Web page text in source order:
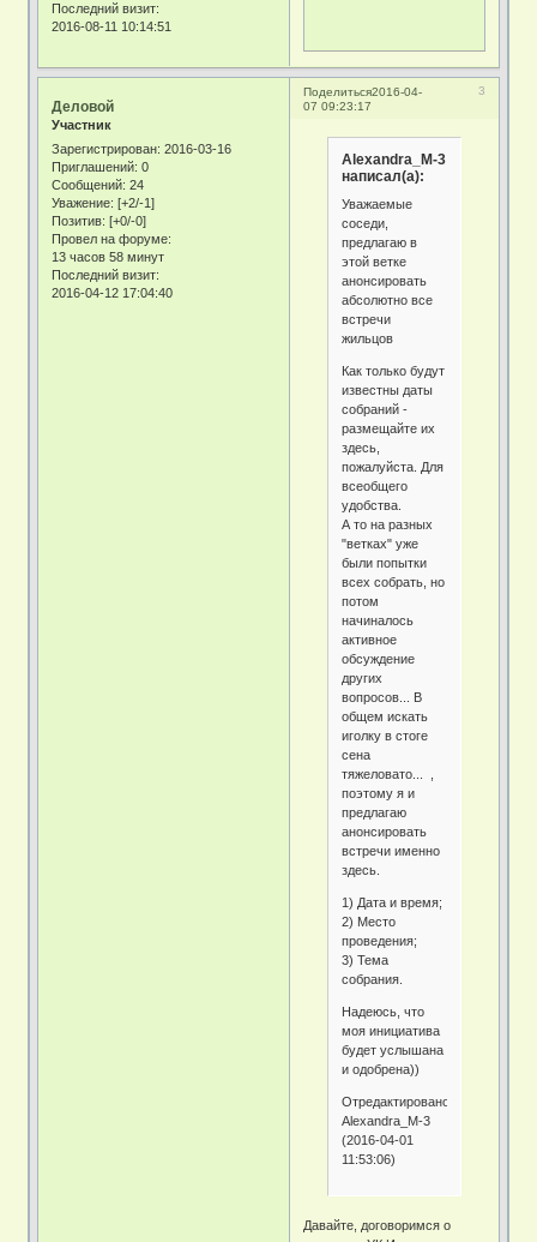
Последний визит:
2016-08-11 10:14:51
Поделиться 3
2016-04-
07 09:23:17
Деловой
Участник
Зарегистрирован: 2016-03-16
Приглашений: 0
Сообщений: 24
Уважение: [+2/-1]
Позитив: [+0/-0]
Провел на форуме:
13 часов 58 минут
Последний визит:
2016-04-12 17:04:40
Alexandra_M-3
написал(а):
Уважаемые
соседи,
предлагаю в
этой ветке
анонсировать
абсолютно все
встречи
жильцов
Как только будут
известны даты
собраний -
размещайте их
здесь,
пожалуйста. Для
всеобщего
удобства.
А то на разных
"ветках" уже
были попытки
всех собрать, но
потом
начиналось
активное
обсуждение
других
вопросов... В
общем искать
иголку в стоге
сена
тяжеловато... ,
поэтому я и
предлагаю
анонсировать
встречи именно
здесь.
1) Дата и время;
2) Место
проведения;
3) Тема
собрания.
Надеюсь, что
моя инициатива
будет услышана
и одобрена))
Отредактировано
Alexandra_M-3
(2016-04-01
11:53:06)
Давайте, договоримся о